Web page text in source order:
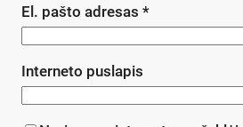
El. pašto adresas *
Interneto puslapis